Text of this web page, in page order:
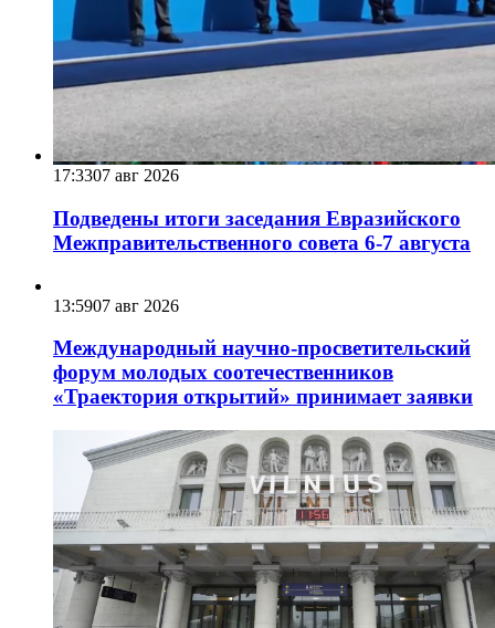
17:3307 авг 2026
Подведены итоги заседания Евразийского
Межправительственного совета 6-7 августа
13:5907 авг 2026
Международный научно-просветительский
форум молодых соотечественников
«Траектория открытий» принимает заявки